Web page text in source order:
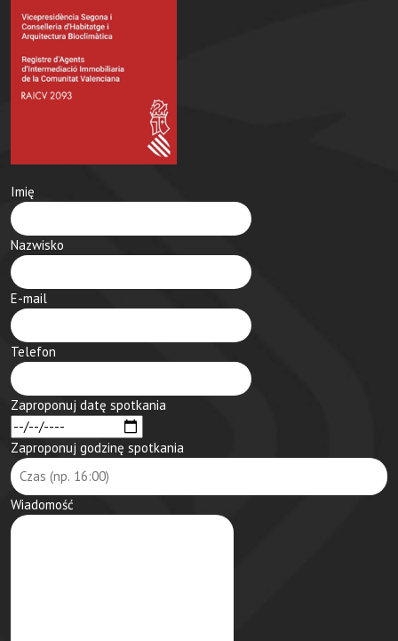
Imię
Nazwisko
E-mail
Telefon
Zaproponuj datę spotkania
Zaproponuj godzinę spotkania
Wiadomość